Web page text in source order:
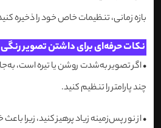
بازه زمانی، تنظیمات خاص خود را ذخیره
نکات حرفه‌ای برای داشتن تصویر
•اگر تصویر به‌شدت روشن یا تیره است،
چند پارامتر را تنظیم کنید.
•